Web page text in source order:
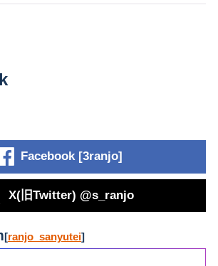
Facebook [3ranjo]
X(旧Twitter) @s_ranjo
[ranjo_sanyutei]